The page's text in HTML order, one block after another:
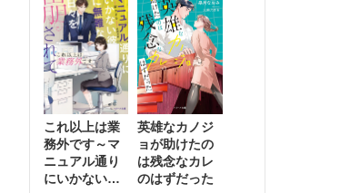
これ以上は業
務外です～マ
ニュアル通り
にいかない彼
英雄なカノジ
ョが助けたの
は残念なカレ
のはずだった